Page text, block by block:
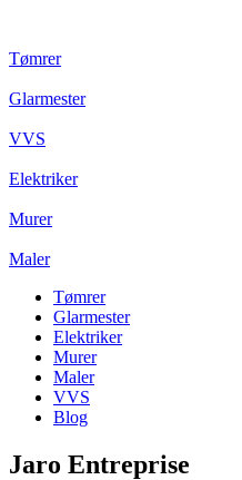
Tømrer
Glarmester
VVS
Elektriker
Murer
Maler
Tømrer
Glarmester
Elektriker
Murer
Maler
VVS
Blog
Jaro Entreprise